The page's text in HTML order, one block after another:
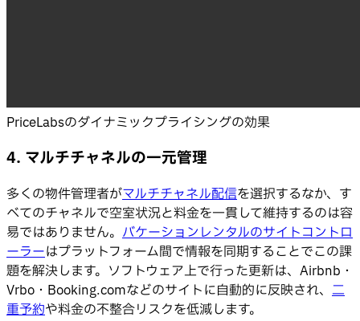
PriceLabsのダイナミックプライシングの効果
4. マルチチャネルの一元管理
多くの物件管理者がマルチチャネル配信を選択するなか、す
べてのチャネルで空室状況と料金を一貫して維持するのは容
易ではありません。 バケーションレンタルのサイトコントロ
ーラーはプラットフォーム間で情報を同期することでこの課
題を解決します。ソフトウェア上で行った更新は、Airbnb・
Vrbo・Booking.comなどのサイトに自動的に反映され、 二
重予約や料金の不整合リスクを低減します。